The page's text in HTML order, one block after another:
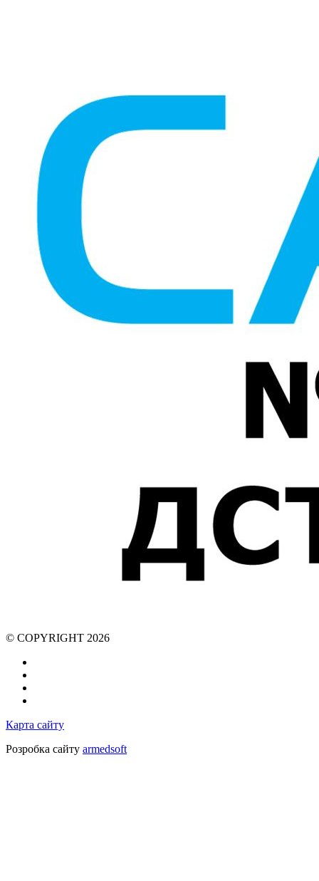
© COPYRIGHT 2026
Карта сайту
Розробка сайту armedsoft